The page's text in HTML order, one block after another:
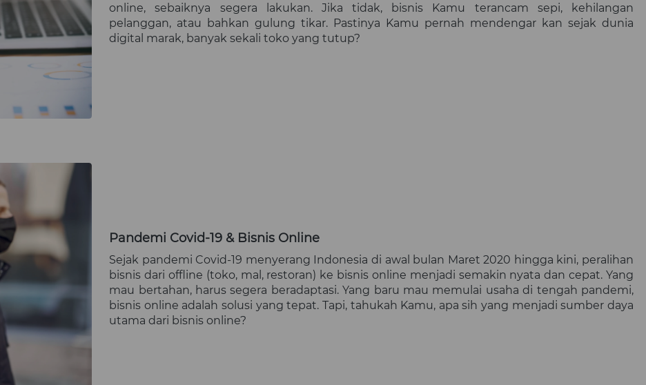
online, sebaiknya segera lakukan. Jika tidak, bisnis Kamu
terancam sepi, kehilangan
pelanggan, atau bahkan gulung tikar. Pastinya Kamu pernah mendengar kan sejak dunia
digital marak, banyak sekali toko yang tutup?
Pandemi Covid-19 & Bisnis Online
Sejak pandemi Covid-19 menyerang Indonesia di awal bulan Maret 2020 hingga kini, peralihan
bisnis dari offline (toko, mal, restoran) ke bisnis online menjadi semakin nyata dan cepat. Yang
mau bertahan, harus segera beradaptasi. Yang baru mau memulai usaha di tengah pandemi,
bisnis online adalah solusi yang tepat. Tapi, tahukah Kamu, apa sih yang menjadi sumber daya
utama dari bisnis online?